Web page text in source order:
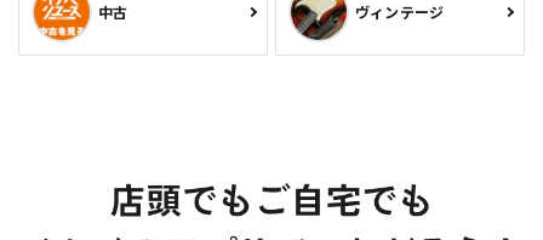
中古 ヴィンテージ